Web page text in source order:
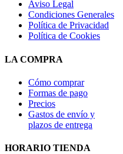
Aviso Legal
Condiciones Generales
Política de Privacidad
Política de Cookies
LA COMPRA
Cómo comprar
Formas de pago
Precios
Gastos de envío y
plazos de entrega
HORARIO TIENDA